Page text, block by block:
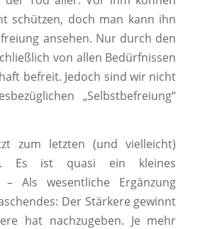
schützen, doch man kann ihn
ansehen. Nur durch den
von allen Bedürfnissen
befreit. Jedoch sind wir nicht
„Selbstbefreiung“
zum letzten (und vielleicht)
Es ist quasi ein kleines
– Als wesentliche Ergänzung
Der Stärkere gewinnt
hat nachzugeben. Je mehr